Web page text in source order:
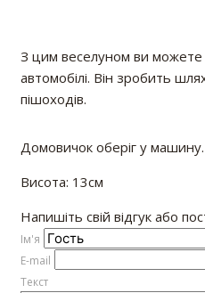
З цим веселуном ви можете
автомобілі. Він зробить
пішоходів.
Домовичок оберіг у машину.
Висота: 13см
Напишіть свій відгук або
Iм'я
E-mail
Текст